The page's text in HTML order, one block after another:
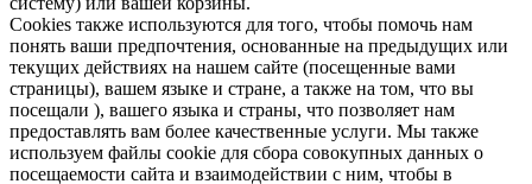
Cookies также используются для того, чтобы помочь нам
понять ваши предпочтения, основанные на предыдущих или
текущих действиях на нашем сайте (посещенные вами
страницы), вашем языке и стране, а также на том, что вы
посещали ), вашего языка и страны, что позволяет нам
предоставлять вам более качественные услуги. Мы также
используем файлы cookie для сбора совокупных данных о
посещаемости сайта и взаимодействии с ним, чтобы в